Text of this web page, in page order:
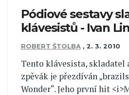
Pódiové sestavy
klávesistů - Ivan
ROBERT ŠTOLBA , 2. 3. 2010
Tento klávesista, skladatel
zpěvák je přezdíván
Wonder“. Jeho první hit